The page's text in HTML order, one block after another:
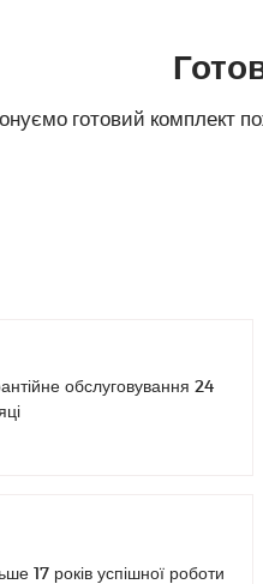
готовий комплект
обслуговування 24
17 років успішної роботи